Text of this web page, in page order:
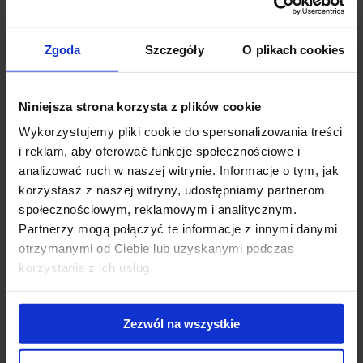
Zgoda Szczegóły O plikach cookies
Niniejsza strona korzysta z plików cookie
Wykorzystujemy pliki cookie do spersonalizowania treści
i reklam, aby oferować funkcje społecznościowe i
analizować ruch w naszej witrynie. Informacje o tym, jak
korzystasz z naszej witryny, udostępniamy partnerom
społecznościowym, reklamowym i analitycznym.
Partnerzy mogą połączyć te informacje z innymi danymi
otrzymanymi od Ciebie lub uzyskanymi podczas
korzystania z ich usług.
Zezwól na wszystkie
Wartość transakcji sfinalizowanych w I półroczu na rynku
najbardziej aktywni w segmencie biurowym (ok. 385 mln euro), a
następnie handlowym (ok. 285 mln euro) i magazynowym (ok. 143
mln euro).
Do największych transakcji inwestycyjnych sfinalizowanych w I
półroczu na polskim rynku nieruchomości biurowych zalicza się
kupno Enterprise Park w Krakowie przez Tristan Capital Park,
przejęcie przez Griffin Green Horizon w Łodzi oraz kupno portfela
obejmującego Europlex, Wiśniowy A i Irydion w Warszawie oraz
Millenium w Katowicach przez Lonestar. Główne transakcje w
Focus Parku w Rybniku przez Union Investment oraz Solaris Centre
w Opolu przez Rockcastle. Największe transakcje magazynowe to
kupno portfela Europolis/CA Immo przez TPG oraz nieruchomości